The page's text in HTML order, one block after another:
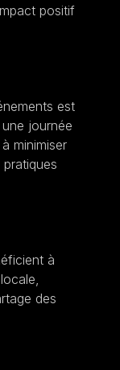
positif
est
journée
minimiser
à
des